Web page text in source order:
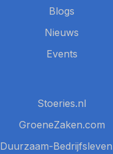
Blogs
Nieuws
Events
Stoeries.nl
GroeneZaken.com
Duurzaam-